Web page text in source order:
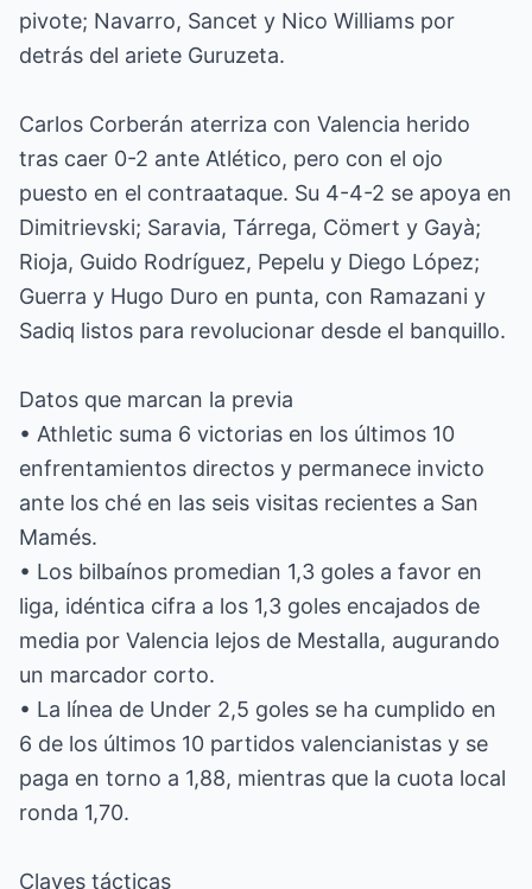
pivote; Navarro, Sancet y Nico Williams por
detrás del ariete Guruzeta.
Carlos Corberán aterriza con Valencia herido
tras caer 0-2 ante Atlético, pero con el ojo
puesto en el contraataque. Su 4-4-2 se apoya en
Dimitrievski; Saravia, Tárrega, Cömert y Gayà;
Rioja, Guido Rodríguez, Pepelu y Diego López;
Guerra y Hugo Duro en punta, con Ramazani y
Sadiq listos para revolucionar desde el banquillo.
Datos que marcan la previa
• Athletic suma 6 victorias en los últimos 10
enfrentamientos directos y permanece invicto
ante los ché en las seis visitas recientes a San
Mamés.
• Los bilbaínos promedian 1,3 goles a favor en
liga, idéntica cifra a los 1,3 goles encajados de
media por Valencia lejos de Mestalla, augurando
un marcador corto.
• La línea de Under 2,5 goles se ha cumplido en
6 de los últimos 10 partidos valencianistas y se
paga en torno a 1,88, mientras que la cuota local
ronda 1,70.
Claves tácticas